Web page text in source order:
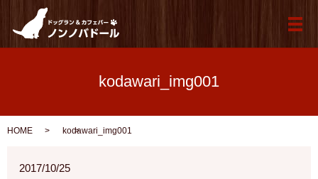
メ
kodawari_img001
HOME kodawari_img001
2017/10/25